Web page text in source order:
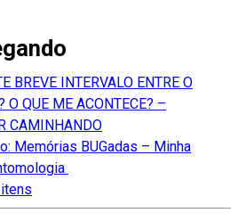
BREVE INTERVALO ENTRE O
O QUE ME ACONTECE? –
CAMINHANDO
Memórias BUGadas – Minha